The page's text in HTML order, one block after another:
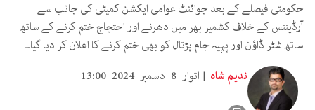
حکومتی فیصلے کے بعد جوائنٹ عوامی ایکشن کمیٹی کی جانب سے
آرڈیننس کے خلاف کشمیر بھر میں دھرنے اور احتجاج ختم کرنے کے ساتھ
ساتھ شٹر ڈاؤن اور پہیہ جام ہڑتال کو بھی ختم کرنے کا اعلان کر دیا گیا۔
ندیم شاہ
اتوار 8 دسمبر 2024 13:00